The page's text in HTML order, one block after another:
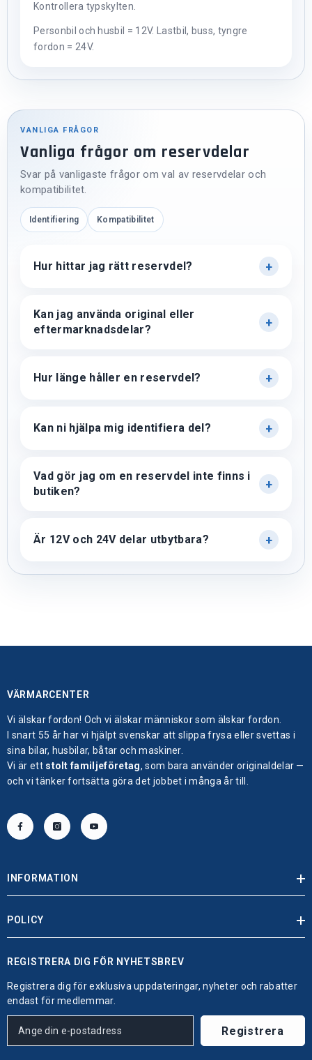
Kontrollera typskylten.
Personbil och husbil = 12V. Lastbil, buss, tyngre
fordon = 24V.
VANLIGA FRÅGOR
Vanliga frågor om reservdelar
Svar på vanligaste frågor om val av reservdelar och
kompatibilitet.
Identifiering Kompatibilitet
Hur hittar jag rätt reservdel?
Kan jag använda original eller
eftermarknadsdelar?
Hur länge håller en reservdel?
Kan ni hjälpa mig identifiera del?
Vad gör jag om en reservdel inte finns i
butiken?
Är 12V och 24V delar utbytbara?
VÄRMARCENTER
Vi älskar fordon! Och vi älskar människor som älskar fordon.
I snart 55 år har vi hjälpt svenskar att slippa frysa eller svettas i
sina bilar, husbilar, båtar och maskiner.
Vi är ett stolt familjeföretag, som bara använder originaldelar —
och vi tänker fortsätta göra det jobbet i många år till.
INFORMATION
POLICY
REGISTRERA DIG FÖR NYHETSBREV
Registrera dig för exklusiva uppdateringar, nyheter och rabatter
endast för medlemmar.
Registrera